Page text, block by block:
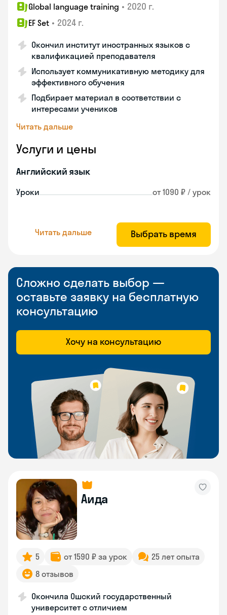
Global language training • 2020 г.
EF Set • 2024 г.
Окончил институт иностранных языков с
квалификацией преподавателя
Использует коммуникативную методику для
эффективного обучения
Подбирает материал в соответствии с
интересами учеников
Читать дальше
Услуги и цены
Английский язык
Уроки от 1090 ₽ / урок
Читать дальше Выбрать время
Сложно сделать выбор —
оставьте заявку на бесплатную
консультацию
Хочу на консультацию
Аида
5 от 1590 ₽ за урок
25 лет опыта
8 отзывов
Окончила Ошский государственный
университет с отличием